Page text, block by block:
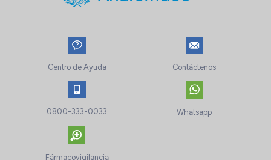
Centro de Ayuda Contáctenos
0800-333-0033 Whatsapp
Fármacovigilancia